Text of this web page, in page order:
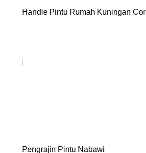
Handle Pintu Rumah Kuningan Cor
Pengrajin Pintu Nabawi